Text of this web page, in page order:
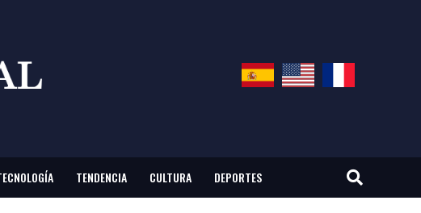
TENDENCIA CULTURA DEPORTES